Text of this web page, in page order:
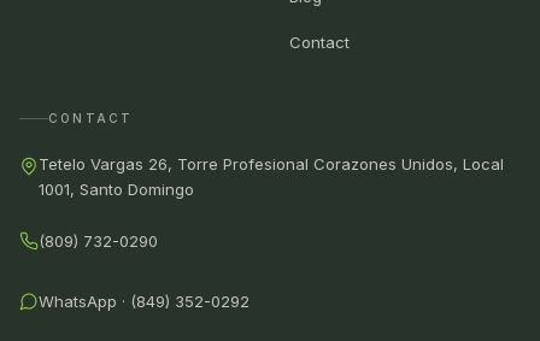
Contact
CONTACT
Tetelo Vargas 26, Torre Profesional Corazones Unidos, Local
1001, Santo Domingo
(809) 732-0290
WhatsApp · (849) 352-0292